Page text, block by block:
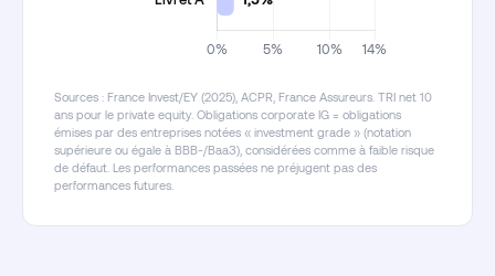
Sources : France Invest/EY (2025), ACPR, France Assureurs. TRI net 10
ans pour le private equity. Obligations corporate IG = obligations
émises par des entreprises notées « investment grade » (notation
supérieure ou égale à BBB-/Baa3), considérées comme à faible risque
de défaut. Les performances passées ne préjugent pas des
performances futures.